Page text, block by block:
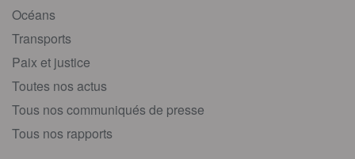
Océans
Transports
Paix et justice
Toutes nos actus
Tous nos communiqués de presse
Tous nos rapports